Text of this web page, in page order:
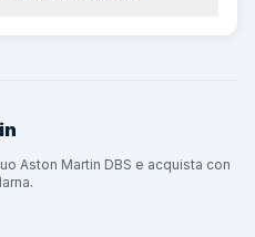
Aston Martin DBS e acquista con